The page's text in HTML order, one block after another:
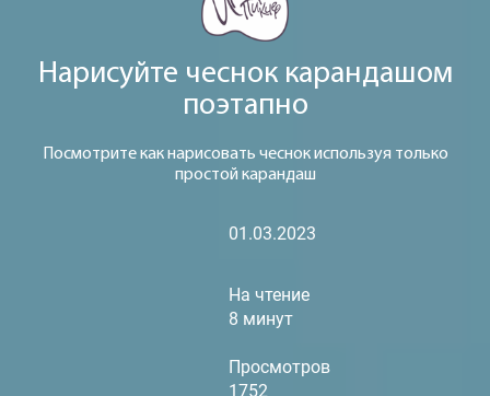
Нарисуйте чеснок карандашом
поэтапно
Посмотрите как нарисовать чеснок используя только
простой карандаш
01.03.2023
На чтение
8 минут
Просмотров
1752